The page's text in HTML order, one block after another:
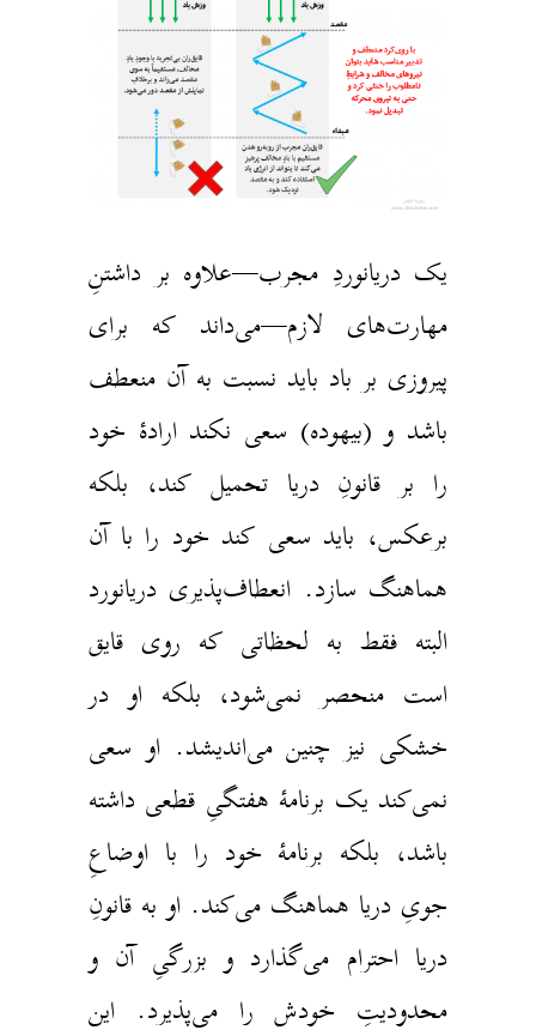
یک دریانوردِ مجرب—علاوه بر داشتنِ
مهارت‌های لازم—می‌داند که برای
پیروزی بر باد باید نسبت به آن منعطف
باشد و (بیهوده) سعی نکند ارادهٔ خود
را بر قانونِ دریا تحمیل کند، بلکه
برعکس، باید سعی کند خود را با آن
هماهنگ سازد. انعطاف‌پذیری دریانورد
البته فقط به لحظاتی که روی قایق
است منحصر نمی‌شود، بلکه او در
خشکی نیز چنین می‌اندیشد. او سعی
نمی‌کند یک برنامهٔ هفتگیِ قطعی داشته
باشد، بلکه برنامهٔ خود را با اوضاعِ
جویِ دریا هماهنگ می‌کند. او به قانونِ
دریا احترام می‌گذارد و بزرگیِ آن و
محدودیتِ خودش را می‌پذیرد. این